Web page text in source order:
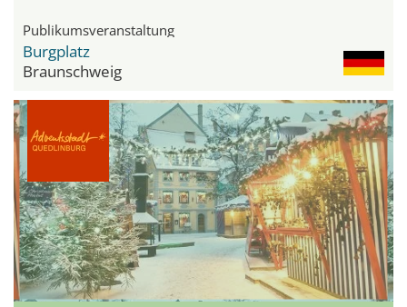
Publikumsveranstaltung
Burgplatz
Braunschweig